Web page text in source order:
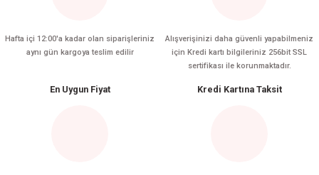
Hafta içi 12:00'a kadar olan siparişleriniz
aynı gün kargoya teslim edilir
Alışverişinizi daha güvenli yapabilmeniz
için Kredi kartı bilgileriniz 256bit SSL
sertifikası ile korunmaktadır.
En Uygun Fiyat Kredi Kartına Taksit